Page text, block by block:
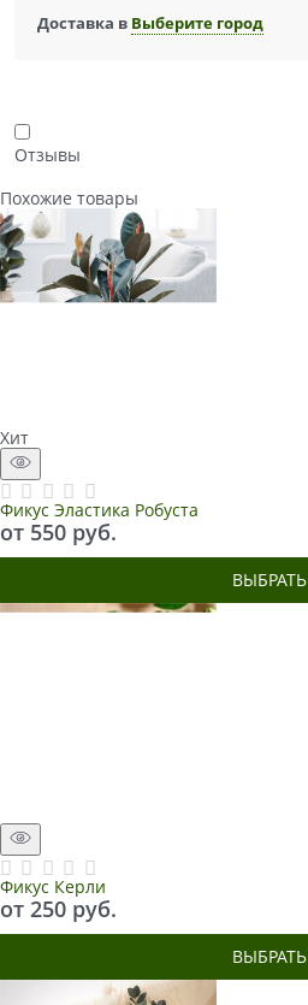
Доставка в Выберите город
Отзывы
Похожие товары
Хит
Фикус Эластика Робуста
от 550 руб.
ВЫБРАТЬ
Фикус Керли
от 250 руб.
ВЫБРАТЬ